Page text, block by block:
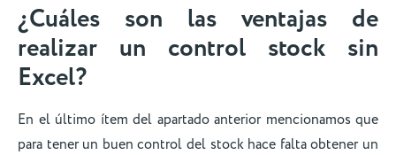
¿Cuáles son las ventajas de
realizar un control stock sin
Excel?
En el último ítem del apartado anterior mencionamos que
para tener un buen control del stock hace falta obtener un